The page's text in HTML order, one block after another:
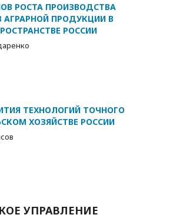
РОСТА ПРОИЗВОДСТВА
ПРОДУКЦИИ В
РОССИИ
ТЕХНОЛОГИЙ ТОЧНОГО
ХОЗЯЙСТВЕ РОССИИ
УПРАВЛЕНИЕ